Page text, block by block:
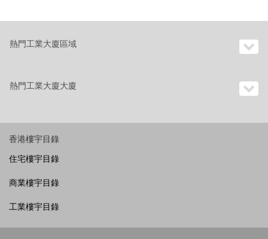
熱門工業大廈區域
熱門工業大廈大廈
香港樓宇目錄
住宅樓宇目錄
商業樓宇目錄
工業樓宇目錄